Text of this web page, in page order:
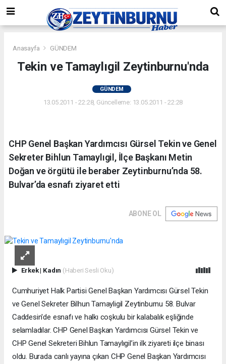
Anasayfa GÜNDEM
Tekin ve Tamaylıgil Zeytinburnu'nda
GÜNDEM
13.05.2011 - 22:28, Güncelleme: 13.05.2011 - 22:28
CHP Genel Başkan Yardımcısı Gürsel Tekin ve Genel
Sekreter Bihlun Tamaylıgil, İlçe Başkanı Metin
Doğan ve örgütü ile beraber Zeytinburnu’nda 58.
Bulvar’da esnafı ziyaret etti
ABONE OL
Erkek| Kadın (Haberi Sesli Oku)
Cumhuriyet Halk Partisi Genel Başkan Yardımcısı Gürsel Tekin
ve Genel Sekreter Bilhun Tamayligil Zeytinburnu 58. Bulvar
Caddesin'de esnafı ve halkı coşkulu bir kalabalık eşliğinde
selamladılar. CHP Genel Başkan Yardımcısı Gürsel Tekin ve
CHP Genel Sekreteri Bihlun Tamaylıgil’in ilk ziyareti ilçe binası
oldu. Burada canlı yayına çıkan CHP Genel Başkan Yardımcısı